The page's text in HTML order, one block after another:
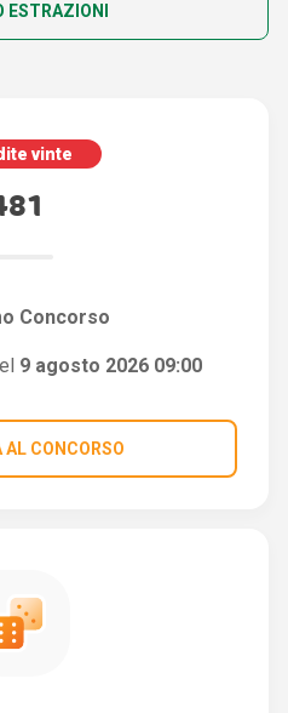
ESTRAZIONI
vinte
Concorso
9 agosto 2026 09:00
AL CONCORSO